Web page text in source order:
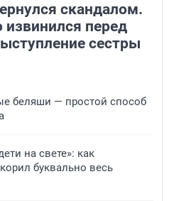
скандалом.
перед
сестры
беляши — простой способ
на свете»: как
буквально весь